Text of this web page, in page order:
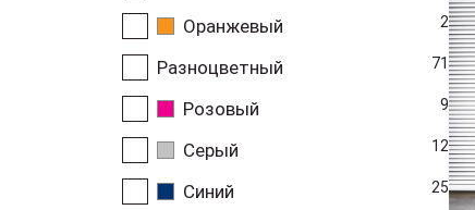
Оранжевый 2
Разноцветный 71
Розовый 9
Серый 12
Синий 25